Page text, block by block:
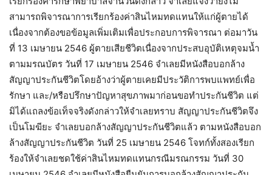
สามารถพิจารณาการเรียกร้องค่าสินไหมทดแทนให้แก่ผู้ตายได้
เนื่องจากต้องขอข้อมูลเพิ่มเติมเพื่อประกอบการพิจารณา ต่อมาวัน
ที่ 13 เมษายน 2546 ผู้ตายเสียชีวิตเนื่องจากประสบอุบัติเหตุจมน้ำ
ตามมรณบัตร วันที่ 17 เมษายน 2546 จำเลยมีหนังสือบอกล้าง
สัญญาประกันชีวิตโดยอ้างว่าผู้ตายเคยมีประวัติการพบแพทย์เพื่อ
รักษา และ/หรือปรึกษาปัญหาสุขภาพมาก่อนขอทำประกันชีวิต แต่
มิได้แถลงข้อเท็จจริงดังกล่าวให้จำเลยทราบ สัญญาประกันชีวิตจึง
เป็นโมฆียะ จำเลยบอกล้างสัญญาประกันชีวิตแล้ว ตามหนังสือบอก
ล้างสัญญาประกันชีวิต วันที่ 25 เมษายน 2546 โจทก์ทั้งสองเรียก
ร้องให้จำเลยชดใช้ค่าสินไหมทดแทนกรณีมรณกรรม วันที่ 30